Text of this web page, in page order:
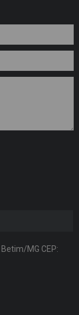
MG CEP: